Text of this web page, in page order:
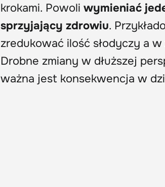
krokami. Powoli wymieniać
sprzyjający zdrowiu.
zredukować ilość słodyczy a
Drobne zmiany w dłuższej
ważna jest konsekwencja w